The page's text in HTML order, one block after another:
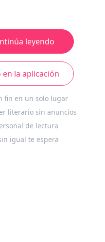
leyendo
la aplicación
fin en un solo lugar
literario sin anuncios
de lectura
igual te espera